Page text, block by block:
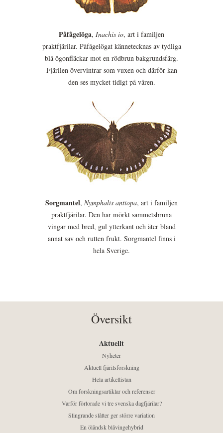
Påfågelöga, Inachis io, art i familjen
praktfjärilar. Påfågelögat kännetecknas av tydliga
blå ögonfläckar mot en rödbrun bakgrundsfärg.
Fjärilen övervintrar som vuxen och därför kan
den ses mycket tidigt på våren.
Sorgmantel, Nymphalis antiopa, art i familjen
praktfjärilar. Den har mörkt sammetsbruna
vingar med bred, gul ytterkant och äter bland
annat sav och rutten frukt. Sorgmantel finns i
hela Sverige.
Översikt
Aktuellt
Nyheter
Aktuell fjärilsforskning
Hela artikellistan
Om forskningsartiklar och referenser
Varför förlorade vi tre svenska dagfjärilar?
Slingrande slåtter ger större variation
En öländsk blåvingehybrid